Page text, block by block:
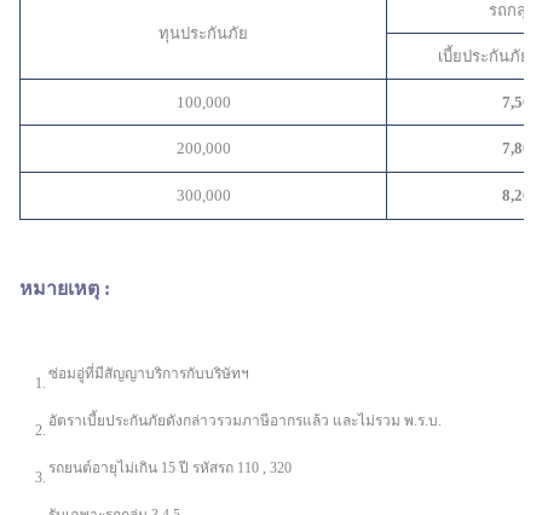
ทุนประกันภัย
รถกลุ่ม
เบี้ยประกันภัย
100,000
200,000
300,000
หมายเหตุ :
1.
ซ่อมอู่ที่มีสัญญาบริการกับบริษัทฯ
2.
อัตราเบี้ยประกันภัยดังกล่าวรวมภาษีอากรแล้ว และไม่รวม พ.ร.บ.
3.
รถยนต์อายุไม่เกิน 15 ปี รหัสรถ 110 , 320